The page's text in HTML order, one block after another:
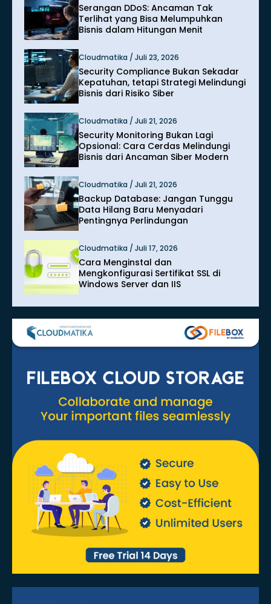
Serangan DDoS: Ancaman Tak
Terlihat yang Bisa Melumpuhkan
Bisnis dalam Hitungan Menit
Cloudmatika / Juli 23, 2026
Security Compliance Bukan Sekadar
Kepatuhan, tetapi Strategi Melindungi
Bisnis dari Risiko Siber
Cloudmatika / Juli 21, 2026
Security Monitoring Bukan Lagi
Opsional: Cara Cerdas Melindungi
Bisnis dari Ancaman Siber Modern
Cloudmatika / Juli 21, 2026
Backup Database: Jangan Tunggu
Data Hilang Baru Menyadari
Pentingnya Perlindungan
Cloudmatika / Juli 17, 2026
Cara Menginstal dan
Mengkonfigurasi Sertifikat SSL di
Windows Server dan IIS